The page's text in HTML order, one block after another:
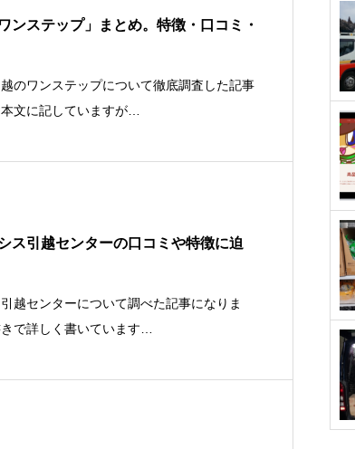
ンステップ」まとめ。特徴・口コミ・
のワンステップについて徹底調査した記事
文に記していますが…
ス引越センターの口コミや特徴に迫
越センターについて調べた記事になりま
で詳しく書いています…